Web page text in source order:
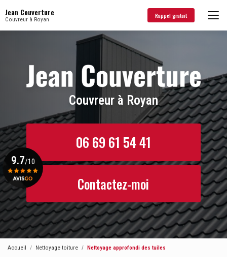
au
contenu
Jean Couverture
Couvreur à Royan Rappel gratuit
Couvreur à Royan
06 69 61 54 41
Contactez-moi
9.7/10
Voir le certificat
Accueil Nettoyage toiture Nettoyage approfondi des tuiles